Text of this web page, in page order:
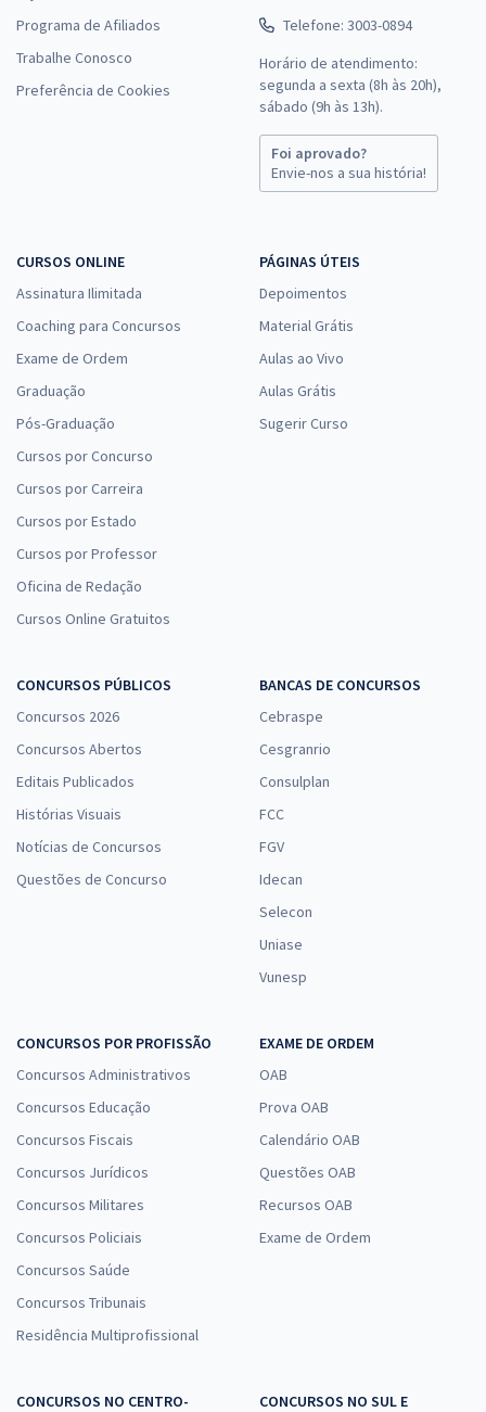
Programa de Afiliados
Trabalhe Conosco
Preferência de Cookies
Telefone: 3003-0894
Horário de atendimento:
segunda a sexta (8h às 20h),
sábado (9h às 13h).
Foi aprovado?
Envie-nos a sua história!
CURSOS ONLINE
Assinatura Ilimitada
Coaching para Concursos
Exame de Ordem
Graduação
Pós-Graduação
Cursos por Concurso
Cursos por Carreira
Cursos por Estado
Cursos por Professor
Oficina de Redação
Cursos Online Gratuitos
PÁGINAS ÚTEIS
Depoimentos
Material Grátis
Aulas ao Vivo
Aulas Grátis
Sugerir Curso
CONCURSOS PÚBLICOS
Concursos 2026
Concursos Abertos
Editais Publicados
Histórias Visuais
Notícias de Concursos
Questões de Concurso
BANCAS DE CONCURSOS
Cebraspe
Cesgranrio
Consulplan
FCC
FGV
Idecan
Selecon
Uniase
Vunesp
CONCURSOS POR PROFISSÃO
Concursos Administrativos
Concursos Educação
Concursos Fiscais
Concursos Jurídicos
Concursos Militares
Concursos Policiais
Concursos Saúde
Concursos Tribunais
Residência Multiprofissional
EXAME DE ORDEM
OAB
Prova OAB
Calendário OAB
Questões OAB
Recursos OAB
Exame de Ordem
CONCURSOS NO CENTRO-
CONCURSOS NO SUL E